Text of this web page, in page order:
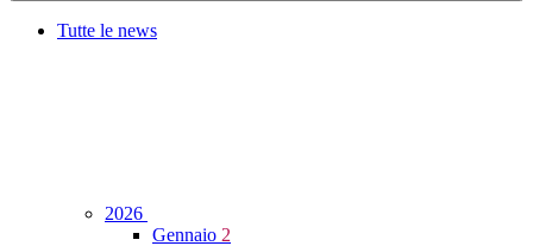
Tutte le news
2026
Gennaio 2